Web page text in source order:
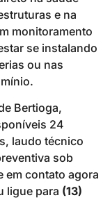
e na
monitoramento
se instalando
ou nas
Bertioga,
24
laudo técnico
sob
em contato agora
ligue para (13)